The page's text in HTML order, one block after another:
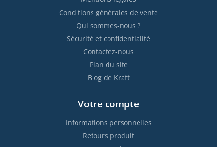
Conditions générales de vente
Qui sommes-nous ?
Sécurité et confidentialité
Contactez-nous
Plan du site
Blog de Kraft
Votre compte
Informations personnelles
Retours produit